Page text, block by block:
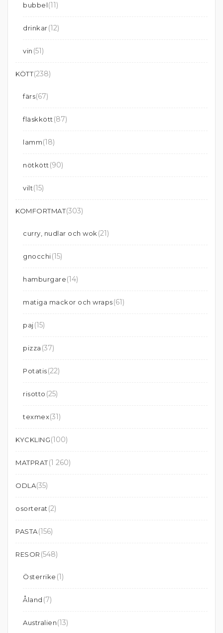
bubbel(11)
drinkar(12)
vin (51)
KÖTT(238)
färs(67)
fläskkött (87)
lamm(18)
nötkött (90)
vilt(15)
KOMFORTMAT(303)
curry, nudlar och wok (21)
gnocchi(15)
hamburgare(14)
matiga mackor och wraps(61)
paj(15)
pizza (37)
Potatis(22)
risotto (25)
texmex(31)
KYCKLING(100)
MATPRAT(1 260)
ODLA(35)
osorterat (2)
PASTA(156)
RESOR (548)
Österrike (1)
Åland (7)
Australien(13)